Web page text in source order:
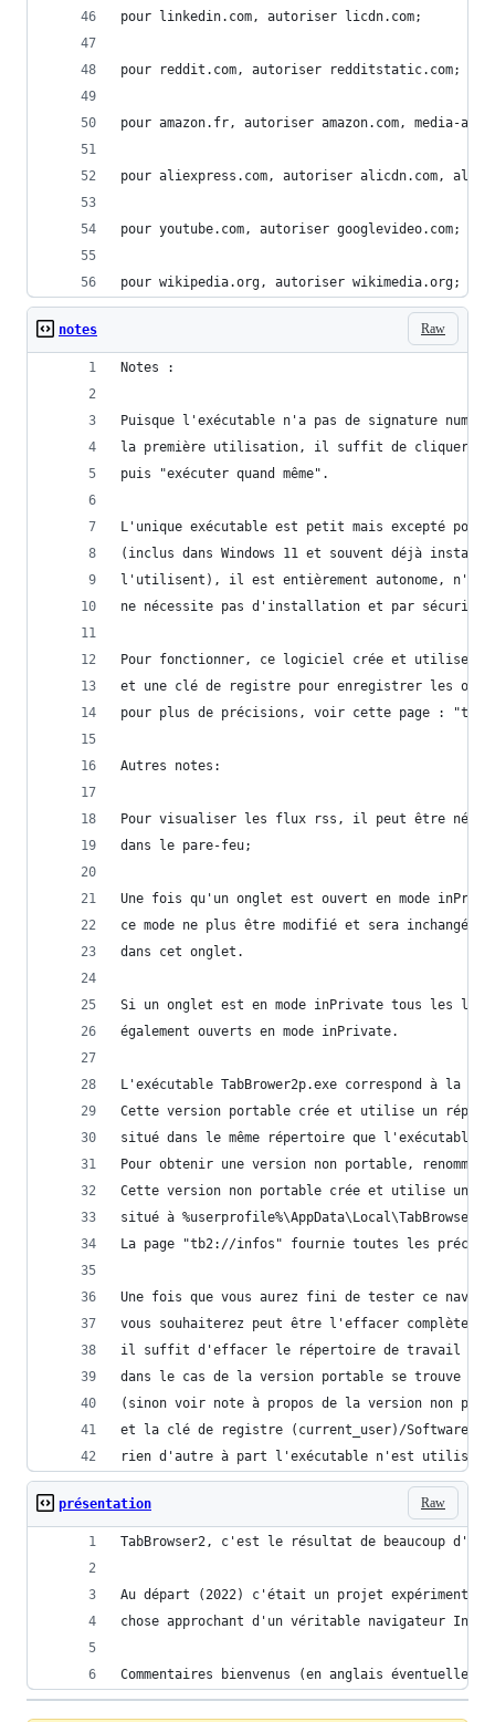
pour linkedin.com, autoriser licdn.com;
pour reddit.com, autoriser redditstatic.com;
pour amazon.fr, autoriser amazon.com, media-
pour aliexpress.com, autoriser alicdn.com,
pour youtube.com, autoriser googlevideo.com;
pour wikipedia.org, autoriser wikimedia.org;
Raw
notes
Notes :
Puisque l'exécutable n'a pas de signature
la première utilisation, il suffit de cliquer sur
puis "exécuter quand même".
L'unique exécutable est petit mais excepté pour
(inclus dans Windows 11 et souvent déjà
l'utilisent), il est entièrement autonome,
ne nécessite pas d'installation et par
Pour fonctionner, ce logiciel crée et utilise un
et une clé de registre pour enregistrer les
pour plus de précisions, voir cette page :
Autres notes:
Pour visualiser les flux rss, il peut être
dans le pare-feu;
Une fois qu'un onglet est ouvert en mode
ce mode ne plus être modifié et sera inchangé
dans cet onglet.
Si un onglet est en mode inPrivate tous les
également ouverts en mode inPrivate.
L'exécutable TabBrower2p.exe correspond à la
Cette version portable crée et utilise un
situé dans le même répertoire que l'exécutable.
Pour obtenir une version non portable, renommer
Cette version non portable crée et utilise un
situé à %userprofile%\AppData\Local\TabBrowser2.
La page "tb2://infos" fournie toutes les
Une fois que vous aurez fini de tester ce
vous souhaiterez peut être l'effacer
il suffit d'effacer le répertoire de travail
dans le cas de la version portable se trouve
(sinon voir note à propos de la version non
et la clé de registre (current_user)/Software/
rien d'autre à part l'exécutable n'est utilisé !
Raw
présentation
TabBrowser2, c'est le résultat de beaucoup
Au départ (2022) c'était un projet expérimental
chose approchant d'un véritable navigateur
Commentaires bienvenus (en anglais